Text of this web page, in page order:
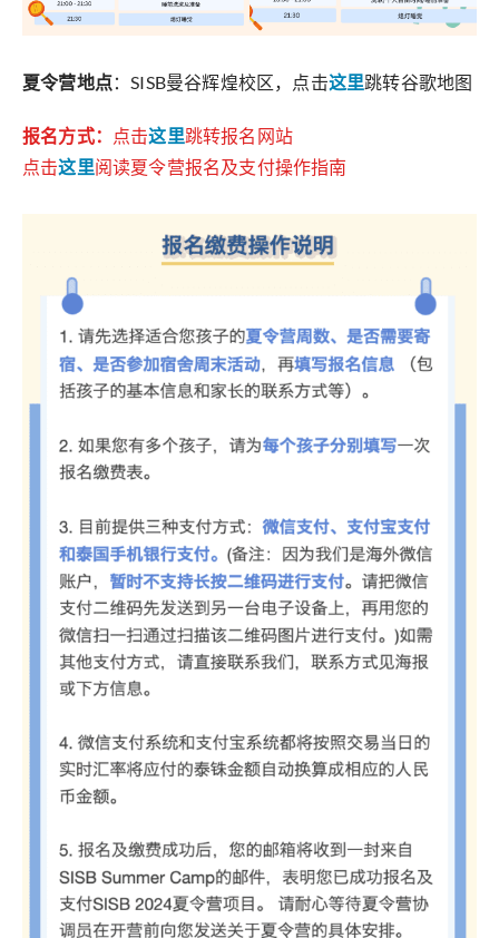
夏令营地点：SISB曼谷辉煌校区，点击这里跳转谷歌地图
报名方式： 点击这里跳转报名网站
点击这里阅读夏令营报名及支付操作指南